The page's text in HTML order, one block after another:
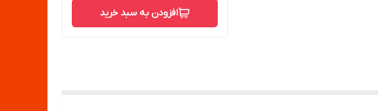
افزودن به سبد خرید